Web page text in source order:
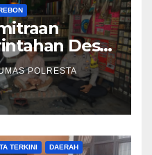
Desa,
Desa
POLRESTA
TERKINI DAERAH